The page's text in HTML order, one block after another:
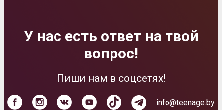
У нас есть ответ на твой
вопрос!
Пиши нам в соцсетях!
info@teenage.by